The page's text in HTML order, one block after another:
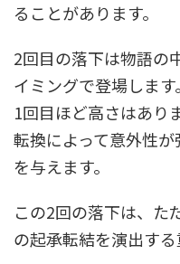
ることがあります。
2回目の落下は物語の
イミングで登場します。
1回目ほど高さはあり
転換によって意外性
を与えます。
この2回の落下は、た
の起承転結を演出する